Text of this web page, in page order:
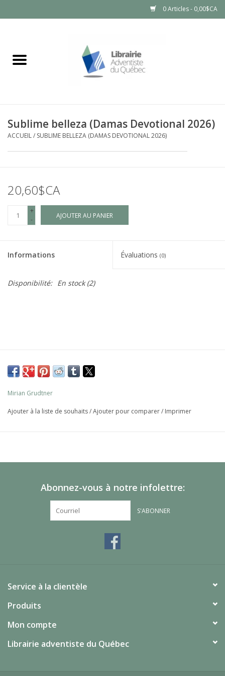
0 Articles - 0,00$CA
Sublime belleza (Damas Devotional 2026)
ACCUEIL/ SUBLIME BELLEZA (DAMAS DEVOTIONAL 2026)
20,60$CA
+
-
AJOUTER AU PANIER
Informations Évaluations (0)
Disponibilité: En stock(2)
Mirian Grudtner
Ajouter à la liste de souhaits/Ajouter pour comparer/ Imprimer
Abonnez-vous à notre infolettre:
S'ABONNER
Service à la clientèle
Produits
Mon compte
Librairie adventiste du Québec